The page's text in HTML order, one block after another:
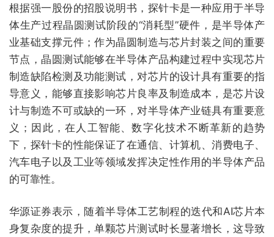
根据强一股份的招股说明书，探针卡是一种应用于半导
体生产过程晶圆测试阶段的“消耗型”硬件，是半导体产
业基础支撑元件；作为晶圆制造与芯片封装之间的重要
节点，晶圆测试能够在半导体产品构建过程中实现芯片
制造缺陷检测及功能测试，对芯片的设计具有重要的指
导意义，能够直接影响芯片良率及制造成本，是芯片设
计与制造不可或缺的一环，对半导体产业链具有重要意
义；因此，在人工智能、数字化技术不断革新的趋势
下，探针卡的性能保证了在通信、计算机、消费电子、
汽车电子以及工业等领域发挥决定性作用的半导体产品
的可靠性。
华源证券表示，随着半导体工艺制程的迭代和AI芯片本
身复杂度的提升，单颗芯片测试时长显著增长，这导致